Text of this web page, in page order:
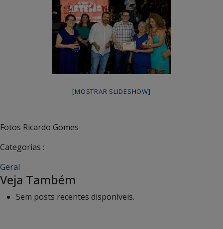
[MOSTRAR SLIDESHOW]
Fotos Ricardo Gomes
Categorias :
Geral
Veja Também
Sem posts recentes disponíveis.